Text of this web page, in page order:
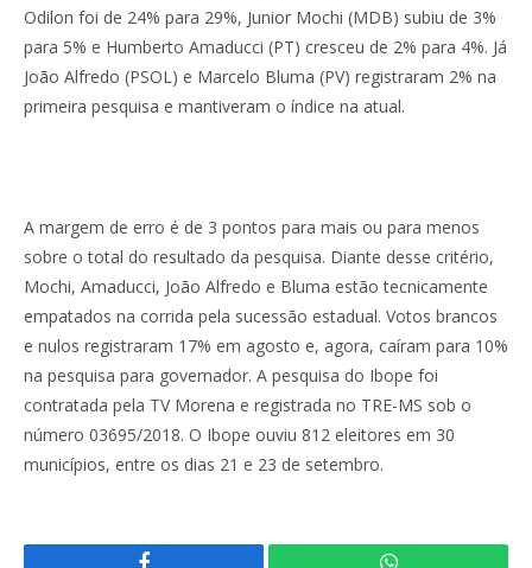
Odilon foi de 24% para 29%, Junior Mochi (MDB) subiu de 3%
para 5% e Humberto Amaducci (PT) cresceu de 2% para 4%. Já
João Alfredo (PSOL) e Marcelo Bluma (PV) registraram 2% na
primeira pesquisa e mantiveram o índice na atual.
A margem de erro é de 3 pontos para mais ou para menos
sobre o total do resultado da pesquisa. Diante desse critério,
Mochi, Amaducci, João Alfredo e Bluma estão tecnicamente
empatados na corrida pela sucessão estadual. Votos brancos
e nulos registraram 17% em agosto e, agora, caíram para 10%
na pesquisa para governador. A pesquisa do Ibope foi
contratada pela TV Morena e registrada no TRE-MS sob o
número 03695/2018. O Ibope ouviu 812 eleitores em 30
municípios, entre os dias 21 e 23 de setembro.